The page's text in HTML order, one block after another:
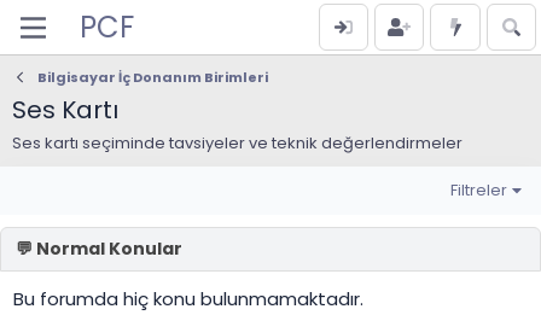
PCF
Bilgisayar İç Donanım Birimleri
Ses Kartı
Ses kartı seçiminde tavsiyeler ve teknik değerlendirmeler
Filtreler
Bu forumda hiç konu bulunmamaktadır.